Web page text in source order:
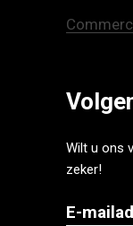
Wilt u ons
zeker!